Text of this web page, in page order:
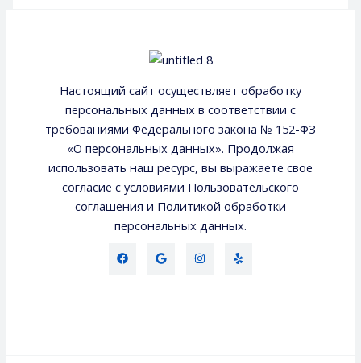
Настоящий сайт осуществляет обработку
персональных данных в соответствии с
требованиями Федерального закона № 152-ФЗ
«О персональных данных». Продолжая
использовать наш ресурс, вы выражаете свое
согласие с условиями Пользовательского
соглашения и Политикой обработки
персональных данных.